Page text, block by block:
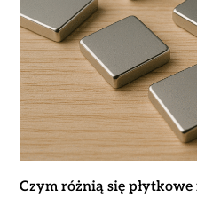
Czym różnią się